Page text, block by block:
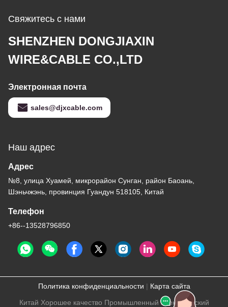
Свяжитесь с нами
SHENZHEN DONGJIAXIN
WIRE&CABLE CO.,LTD
Электронная почта
sales@djxcable.com
Наш адрес
Адрес
№8, улица Хуамей, микрорайон Сунган, район Баоань,
Шэньчжэнь, провинция Гуандун 518105, Китай
Телефон
+86--13528796850
Политика конфиденциальности | Карта сайта
Китай Хорошее качество Промышленный электрический